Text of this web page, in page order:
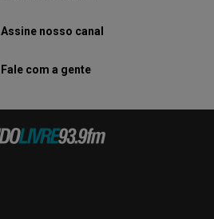
Assine nosso canal
Fale com a gente